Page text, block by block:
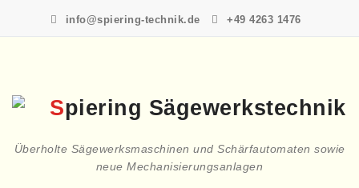
content
info@spiering-technik.de +49 4263 1476
Überholte Sägewerksmaschinen und Schärfautomaten sowie
neue Mechanisierungsanlagen